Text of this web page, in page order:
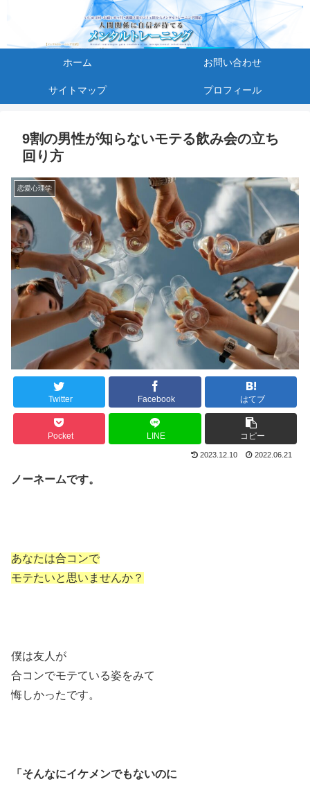
ホーム お問い合わせ
サイトマップ プロフィール
9割の男性が知らないモテる飲み会の立ち
回り方
恋愛心理学
Twitter Facebook はてブ
Pocket LINE コピー
2023.12.10 2022.06.21
ノーネームです。
あなたは合コンで
モテたいと思いませんか？
僕は友人が
合コンでモテている姿をみて
悔しかったです。
「そんなにイケメンでもないのに